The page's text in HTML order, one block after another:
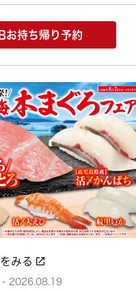
お持ち帰り予約
みる
2026.08.19